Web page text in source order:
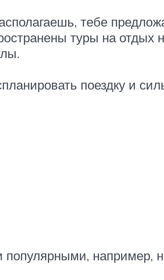
тебе
туры на отдых
поездку и
например,